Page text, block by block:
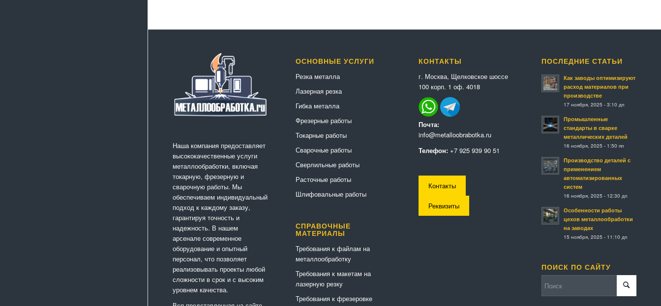
Наша компания предоставляет
высококачественные услуги
металлообработки, включая
токарную, фрезерную и
сварочную работы. Мы
обеспечиваем индивидуальный
подход к каждому заказу,
гарантируя точность и
надежность. В нашем
арсенале современное
оборудование и опытный
персонал, что позволяет
реализовывать проекты любой
сложности в срок и с высоким
уровнем качества.
ОСНОВНЫЕ УСЛУГИ
Резка металла
Лазерная резка
Гибка металла
Фрезерные работы
Токарные работы
Сварочные работы
Сверлильные работы
Расточные работы
Шлифовальные работы
СПРАВОЧНЫЕ
МАТЕРИАЛЫ
Требования к файлам на
металлообработку
Требования к макетам на
лазерную резку
Требования к фрезеровке
КОНТАКТЫ
г. Москва, Щелковское шоссе
100 корп. 1 оф. 4018
Почта:
info@metalloobrabotka.ru
Телефон: +7 925 939 90 51
Контакты
Реквизиты
ПОСЛЕДНИЕ СТАТЬИ
Как заводы оптимизируют
расход материалов при
производстве
17 ноября, 2025 - 3:10 дп
Промышленные
стандарты в сварке
металлических деталей
16 ноября, 2025 - 1:50 пп
Производство деталей с
применением
автоматизированных
систем
16 ноября, 2025 - 12:30 дп
Особенности работы
цехов металлообработки
на заводах
15 ноября, 2025 - 11:10 дп
ПОИСК ПО САЙТУ